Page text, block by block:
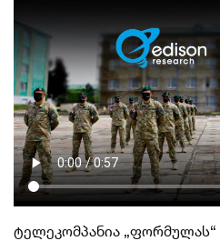
ტელეკომპანია